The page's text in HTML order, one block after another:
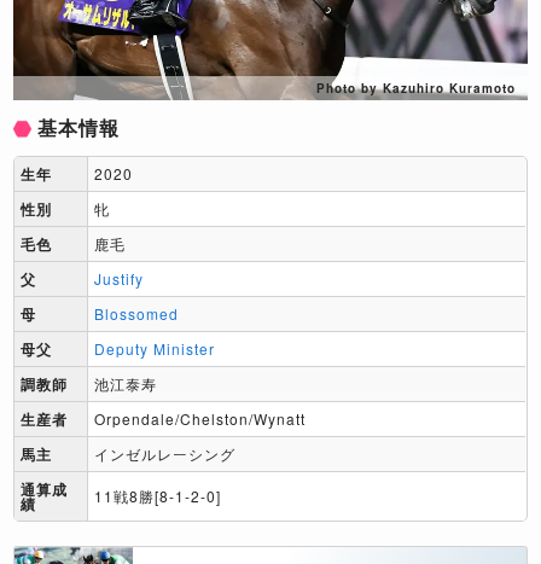
Photo by Kazuhiro Kuramoto
基本情報
生年 2020
性別 牝
毛色 鹿毛
父 Justify
母 Blossomed
母父 Deputy Minister
調教師 池江泰寿
生産者 Orpendale/Chelston/Wynatt
馬主 インゼルレーシング
通算成
績 11戦8勝[8-1-2-0]